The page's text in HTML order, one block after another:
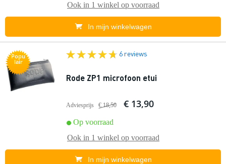
Ook in 1 winkel op voorraad
In mijn winkelwagen
Popu
lair
6 reviews
Rode ZP1 microfoon etui
Adviesprijs € 18,50 € 13,90
Op voorraad
Ook in 1 winkel op voorraad
In mijn winkelwagen